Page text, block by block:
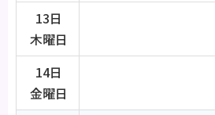
13日
木曜日
14日
金曜日